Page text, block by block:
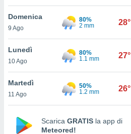
il
un
la
di esso.
nella
Domenica
9 Ago
80%
2 mm
28°
Lunedì
10 Ago
80%
1.1 mm
27°
Martedì
11 Ago
50%
1.2 mm
26°
Scarica GRATIS la app di
Meteored!